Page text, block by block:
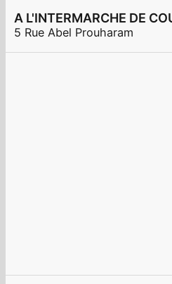
5 Rue Abel Prouharam